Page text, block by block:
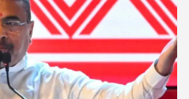
আবেদন বিস্তারিতভাবে
শুরু হয়েছে। সমীক্ষা শেষ
অ্যাকাউন্টে টাকা পাঠানো
রাভা রায় জানিয়েছেন,